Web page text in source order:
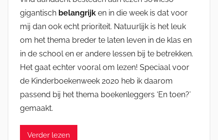
gigantisch belangrijk en in die week is dat voor
mij dan ook echt prioriteit. Natuurlijk is het leuk
om het thema breder te laten leven in de klas en
in de school en er andere lessen bij te betrekken.
Het gaat echter vooral om lezen! Speciaal voor
de Kinderboekenweek 2020 heb ik daarom
passend bij het thema boekenleggers ‘En toen?’
gemaakt.
Verder lezen